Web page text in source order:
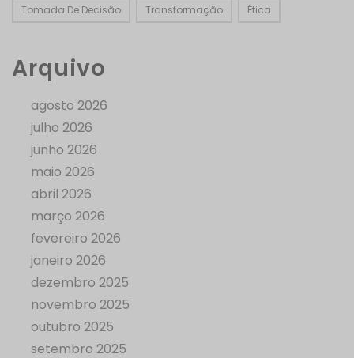
Tomada De Decisão Transformação Ética
Arquivo
agosto 2026
julho 2026
junho 2026
maio 2026
abril 2026
março 2026
fevereiro 2026
janeiro 2026
dezembro 2025
novembro 2025
outubro 2025
setembro 2025